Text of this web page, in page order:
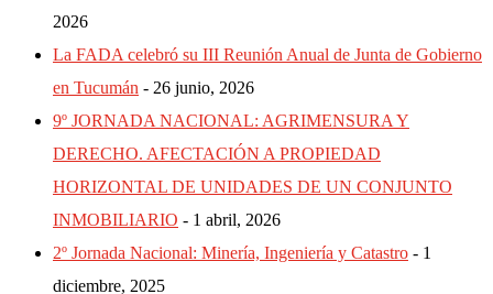
2026
La FADA celebró su III Reunión Anual de Junta de Gobierno
en Tucumán
26 junio, 2026
9º JORNADA NACIONAL: AGRIMENSURA Y
DERECHO. AFECTACIÓN A PROPIEDAD
HORIZONTAL DE UNIDADES DE UN CONJUNTO
INMOBILIARIO
1 abril, 2026
2º Jornada Nacional: Minería, Ingeniería y Catastro
1
diciembre, 2025